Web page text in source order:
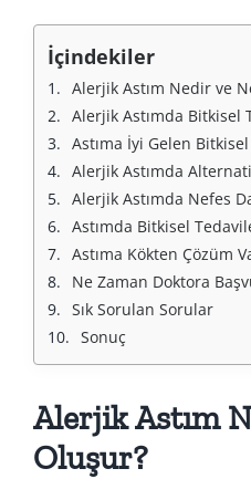
İçindekiler
Alerjik Astım Nedir ve
Alerjik Astımda Bitkisel
Astıma İyi Gelen
Alerjik Astımda
Alerjik Astımda Nefes
Astımda Bitkisel
Astıma Kökten Çözüm
Ne Zaman Doktora
Sık Sorulan Sorular
Sonuç
Alerjik Astım
Oluşur?